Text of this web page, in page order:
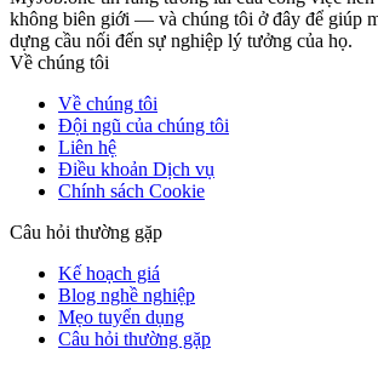
không biên giới — và chúng tôi ở đây để giúp
dựng cầu nối đến sự nghiệp lý tưởng của họ.
Về chúng tôi
Về chúng tôi
Đội ngũ của chúng tôi
Liên hệ
Điều khoản Dịch vụ
Chính sách Cookie
Câu hỏi thường gặp
Kế hoạch giá
Blog nghề nghiệp
Mẹo tuyển dụng
Câu hỏi thường gặp